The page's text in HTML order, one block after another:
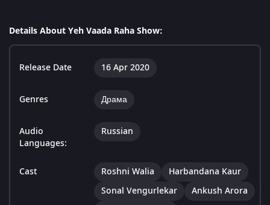
Details About Yeh Vaada Raha Show:
Release Date 16 Apr 2020
Genres Драма
Audio
Languages:
Russian
Cast Roshni Walia
Harbandana Kaur
Sonal Vengurlekar
Ankush Arora